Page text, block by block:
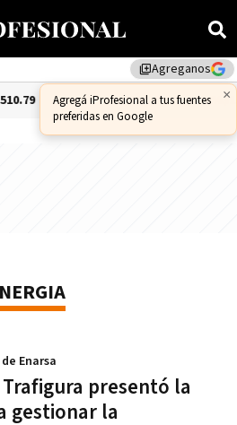
library_addAgreganos
×
Agregá iProfesional a tus fuentes
preferidas en Google
DÓLAR CCL-0.72%
presentó la
gestionar la
Enarsa